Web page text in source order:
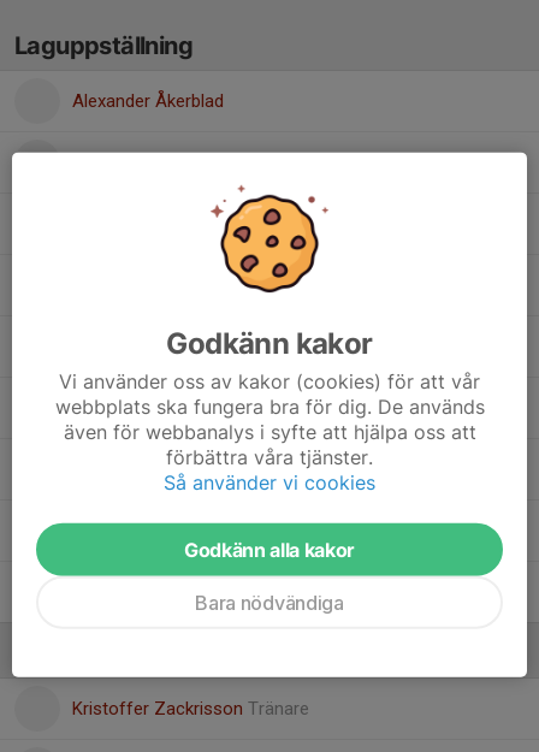
Laguppställning
Alexander Åkerblad
Hugo Zackrisson
Lennox Bramstång
Nils Johansson
Walter Fodor Jonasson
Kristoffer Zackrisson Tränare
Godkänn kakor
Vi använder oss av kakor (cookies) för att vår
webbplats ska fungera bra för dig. De används
även för webbanalys i syfte att hjälpa oss att
förbättra våra tjänster.
Så använder vi cookies
Godkänn alla kakor
Bara nödvändiga